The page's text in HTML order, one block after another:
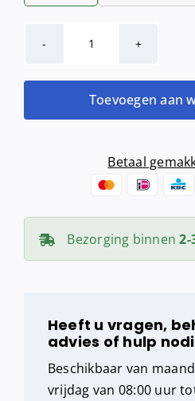
Afvalbak
liter
(RVS)
Toevoegen aan
Betaal
Bezorging binnen
Heeft u vragen,
advies of hulp
Beschikbaar van
vrijdag van 08:00 uur